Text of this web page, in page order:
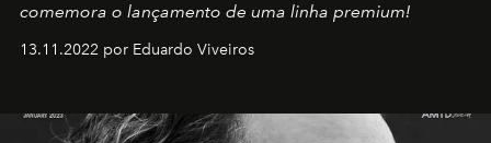
comemora o lançamento de uma linha premium!
13.11.2022 por Eduardo Viveiros